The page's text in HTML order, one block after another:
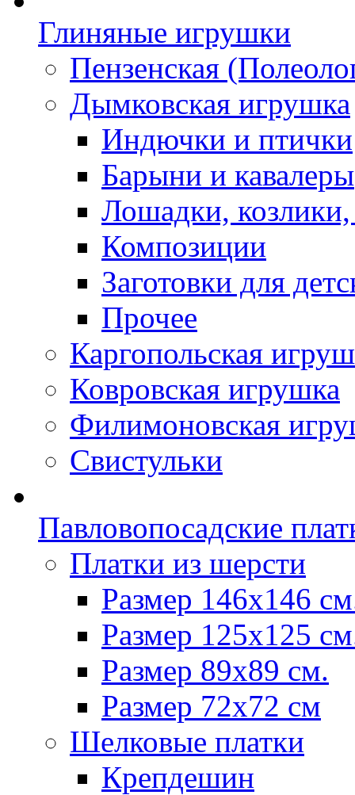
Глиняные игрушки
Пензенская
Дымковская игрушка
Индючки и птички
Барыни и кавалеры
Лошадки,
Композиции
Заготовки для
Прочее
Каргопольская
Ковровская игрушка
Филимоновская
Свистульки
Павловопосадские
Платки из шерсти
Размер 146х146
Размер 125х125
Размер 89х89 см.
Размер 72x72 см
Шелковые платки
Крепдешин